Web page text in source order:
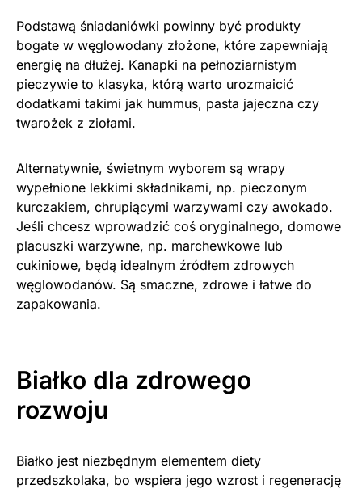
Podstawą śniadaniówki powinny być produkty
bogate w węglowodany złożone, które zapewniają
energię na dłużej. Kanapki na pełnoziarnistym
pieczywie to klasyka, którą warto urozmaicić
dodatkami takimi jak hummus, pasta jajeczna czy
twarożek z ziołami.
Alternatywnie, świetnym wyborem są wrapy
wypełnione lekkimi składnikami, np. pieczonym
kurczakiem, chrupiącymi warzywami czy awokado.
Jeśli chcesz wprowadzić coś oryginalnego, domowe
placuszki warzywne, np. marchewkowe lub
cukiniowe, będą idealnym źródłem zdrowych
węglowodanów. Są smaczne, zdrowe i łatwe do
zapakowania.
Białko dla zdrowego
rozwoju
Białko jest niezbędnym elementem diety
przedszkolaka, bo wspiera jego wzrost i regenerację